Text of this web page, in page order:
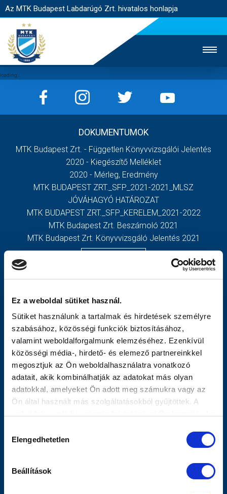
Ez a weboldal sütiket használ.
Sütiket használunk a tartalmak és hirdetések személyre
szabásához, közösségi funkciók biztosításához,
valamint weboldalforgalmunk elemzéséhez. Ezenkívül
közösségi média-, hirdető- és elemező partnereinkkel
megosztjuk az Ön weboldalhasználatra vonatkozó
adatait, akik kombinálhatják az adatokat más olyan
adatokkal, amelyeket Ön adott meg számukra vagy az
Ön által használt más szolgáltatásokból gyűjtöttek. A
kiválasztása
Elengedhetetlen
Beállítások
Az MTK Budapest Labdarúgó Zrt. hivatalos honlapja
JEGYÉRTÉKESÍTÉS
WEBSHOP
EGYESÜLET
KAPCSOLAT
NYITÓLAP
HÍREK
CSAPATOK
MÉRKŐZÉSEK
SZURKOLÓI ÉLMÉNYEK
AKKREDITÁCIÓ
DOKUMENTUMOK
MTK Budapest Zrt. - Független Könyvvizsgálói Jelentés
2020 - Kiegészítő Melléklet
2020 - Mérleg, Eredmény
MTK BUDAPEST ZRT._SFP_2021-2021_MLSZ
JÓVÁHAGYÓ HATÁROZAT
MTK BUDAPEST ZRT._SFP_KERELEM_2021-2022
MTK Budapest Zrt. Beszámoló 2021
MTK Budapest Zrt. Könyvvizsgáló Jelentés 2021
OLDALTÉRKÉP
Nyitólap
Csapatok
Mérkőzések
MTK Budapest
Múltidézés
Stratégia
Vezetőség
Gedeon